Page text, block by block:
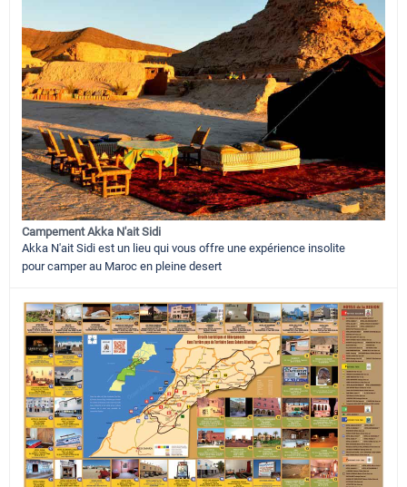
Campement Akka N'ait Sidi
Akka N'ait Sidi est un lieu qui vous offre une expérience insolite
pour camper au Maroc en pleine desert